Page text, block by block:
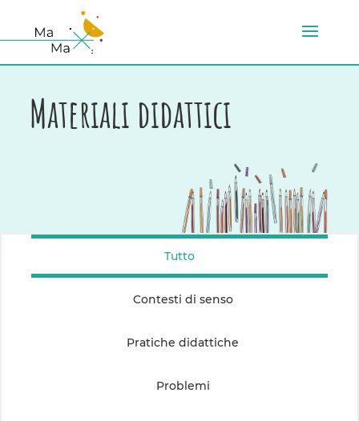
Materiali didattici
Tutto
Contesti di senso
Pratiche didattiche
Problemi